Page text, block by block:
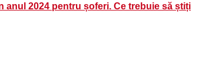
anul 2024 pentru șoferi. Ce trebuie să știți